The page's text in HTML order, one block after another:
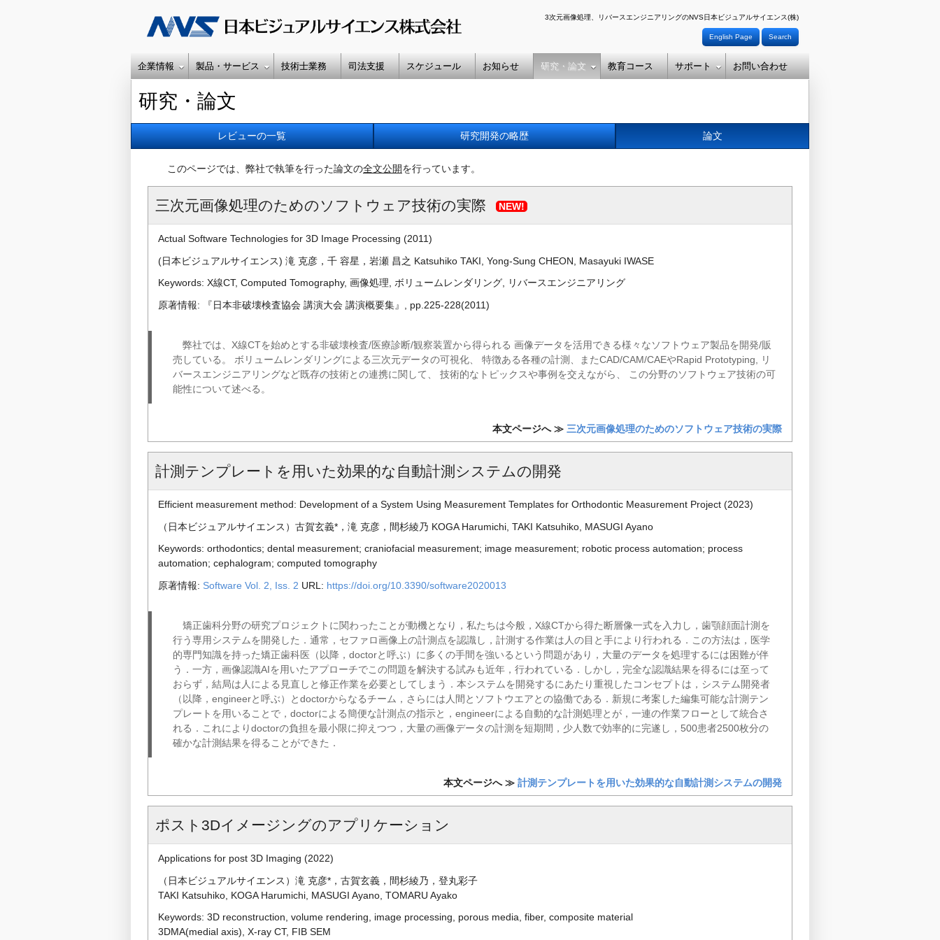
3次元画像処理、リバースエンジニアリングのNVS日本ビジュアルサイエンス(株)
English Page Search
企業情報 製品・サービス 技術士業務 司法支援 スケジュール お知らせ 研究・論文 教育コース サポート お問い合わせ
研究・論文
レビューの一覧 研究開発の略歴 論文
このページでは、弊社で執筆を行った論文の全文公開を行っています。
三次元画像処理のためのソフトウェア技術の実際
Actual Software Technologies for 3D Image Processing (2011)
(日本ビジュアルサイエンス) 滝 克彦，千 容星，岩瀬 昌之 Katsuhiko TAKI, Yong-Sung CHEON, Masayuki IWASE
Keywords: X線CT, Computed Tomography, 画像処理, ボリュームレンダリング, リバースエンジニアリング
原著情報: 『日本非破壊検査協会 講演大会 講演概要集』, pp.225-228(2011)
弊社では、X線CTを始めとする非破壊検査/医療診断/観察装置から得られる 画像データを活用できる様々なソフトウェア製品を開発/販
売している。 ボリュームレンダリングによる三次元データの可視化、 特徴ある各種の計測、またCAD/CAM/CAEやRapid Prototyping, リ
バースエンジニアリングなど既存の技術との連携に関して、 技術的なトピックスや事例を交えながら、 この分野のソフトウェア技術の可
能性について述べる。
本文ページへ ≫ 三次元画像処理のためのソフトウェア技術の実際
計測テンプレートを用いた効果的な自動計測システムの開発
Efficient measurement method: Development of a System Using Measurement Templates for Orthodontic Measurement Project (2023)
（日本ビジュアルサイエンス）古賀玄義*，滝 克彦，間杉綾乃 KOGA Harumichi, TAKI Katsuhiko, MASUGI Ayano
Keywords: orthodontics; dental measurement; craniofacial measurement; image measurement; robotic process automation; process
automation; cephalogram; computed tomography
原著情報: Software Vol. 2, Iss. 2 URL: https://doi.org/10.3390/software2020013
矯正歯科分野の研究プロジェクトに関わったことが動機となり，私たちは今般，X線CTから得た断層像一式を入力し，歯顎顔面計測を
行う専用システムを開発した．通常，セファロ画像上の計測点を認識し，計測する作業は人の目と手により行われる．この方法は，医学
的専門知識を持った矯正歯科医（以降，doctorと呼ぶ）に多くの手間を強いるという問題があり，大量のデータを処理するには困難が伴
う．一方，画像認識AIを用いたアプローチでこの問題を解決する試みも近年，行われている．しかし，完全な認識結果を得るには至って
おらず，結局は人による見直しと修正作業を必要としてしまう．本システムを開発するにあたり重視したコンセプトは，システム開発者
（以降，engineerと呼ぶ）とdoctorからなるチーム，さらには人間とソフトウエアとの協働である．新規に考案した編集可能な計測テン
プレートを用いることで，doctorによる簡便な計測点の指示と，engineerによる自動的な計測処理とが，一連の作業フローとして統合さ
れる．これによりdoctorの負担を最小限に抑えつつ，大量の画像データの計測を短期間，少人数で効率的に完遂し，500患者2500枚分の
確かな計測結果を得ることができた．
本文ページへ ≫ 計測テンプレートを用いた効果的な自動計測システムの開発
ポスト3Dイメージングのアプリケーション
Applications for post 3D Imaging (2022)
（日本ビジュアルサイエンス）滝 克彦*，古賀玄義，間杉綾乃，登丸彩子
TAKI Katsuhiko, KOGA Harumichi, MASUGI Ayano, TOMARU Ayako
Keywords: 3D reconstruction, volume rendering, image processing, porous media, fiber, composite material
3DMA(medial axis), X-ray CT, FIB SEM